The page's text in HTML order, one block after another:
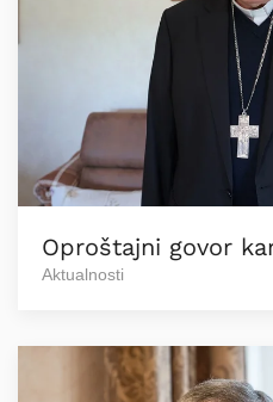
Oproštajni govor
Aktualnosti